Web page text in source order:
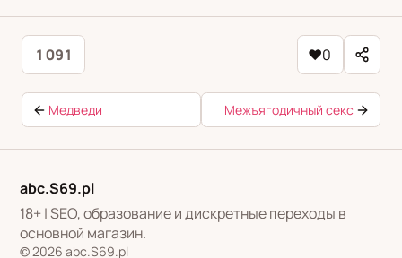
1 091 ♥0
Медведи Межъягодичный секс
abc.S69.pl
18+ | SEO, образование и дискретные переходы в
основной магазин.
© 2026 abc.S69.pl